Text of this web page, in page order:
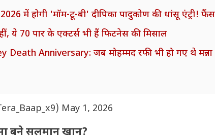
में होगी 'मॉम-टू-बी' दीपिका पादुकोण की धांसू एंट्री!
ये 70 पार के एक्टर्स भी हैं फिटनेस की मिसाल
Death Anniversary: जब मोहम्मद रफी भी हो गए थे
May 1, 2026
बने सलमान खान?